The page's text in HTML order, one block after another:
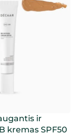
ir
kremas SPF50